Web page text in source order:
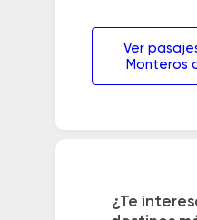
Ver
Monteros
¿Te